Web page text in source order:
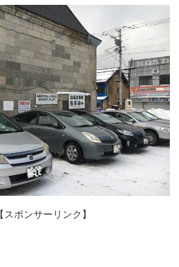
【スポンサーリンク】